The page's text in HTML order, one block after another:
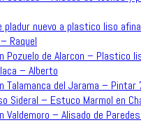
pladur nuevo a plastico liso
Raquel
Pozuelo de Alarcon – Plastico
– Alberto
Talamanca del Jarama – Pintar
Sideral – Estuco Marmol en
Valdemoro – Alisado de